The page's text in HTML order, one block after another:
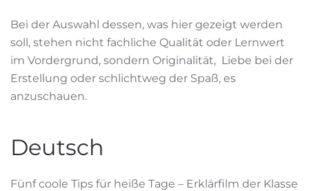
Bei der Auswahl dessen, was hier gezeigt werden
soll, stehen nicht fachliche Qualität oder Lernwert
im Vordergrund, sondern Originalität, Liebe bei der
Erstellung oder schlichtweg der Spaß, es
anzuschauen.
Deutsch
Fünf coole Tips für heiße Tage – Erklärfilm der Klasse